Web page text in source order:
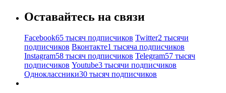
Оставайтесь на связи
Facebook65 тысяч подписчиков Twitter2 тысячи
подписчиков Вконтакте1 тысяча подписчиков
Instagram58 тысяч подписчиков Telegram57 тысяч
подписчиков Youtube3 тысячи подписчиков
Одноклассники30 тысяч подписчиков